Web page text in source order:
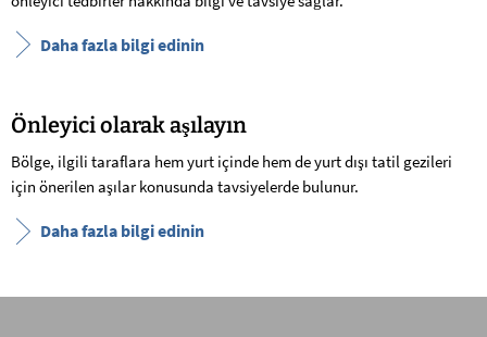
Daha fazla bilgi edinin
Önleyici olarak aşılayın
Bölge, ilgili taraflara hem yurt içinde hem de yurt dışı tatil gezileri
için önerilen aşılar konusunda tavsiyelerde bulunur.
Daha fazla bilgi edinin